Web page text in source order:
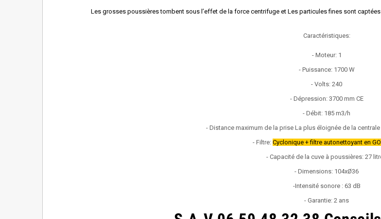
Les grosses poussières tombent sous l’effet de la force centrifuge et Les particules fines sont
Caractéristiques:
- Moteur: 1
- Puissance: 1700 W
- Volts: 240
- Dépression: 3700 mm CE
- Débit: 185 m3/h
- Distance maximum de la prise La plus éloignée de la
- Filtre: Cyclonique + filtre autonettoyant en
- Capacité de la cuve à poussières: 27
- Dimensions: 104xØ36
-Intensité sonore : 63 dB
- Garantie: 2 ans